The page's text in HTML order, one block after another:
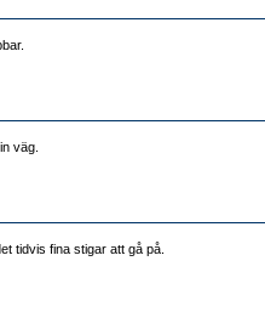
väg.
tidvis fina stigar att gå på.